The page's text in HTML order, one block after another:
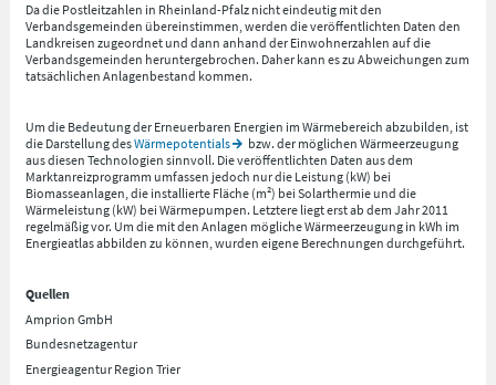
Da die Postleitzahlen in Rheinland-Pfalz nicht eindeutig mit den
Verbandsgemeinden übereinstimmen, werden die veröffentlichten Daten den
Landkreisen zugeordnet und dann anhand der Einwohnerzahlen auf die
Verbandsgemeinden heruntergebrochen. Daher kann es zu Abweichungen zum
tatsächlichen Anlagenbestand kommen.
Um die Bedeutung der Erneuerbaren Energien im Wärmebereich abzubilden, ist
die Darstellung desWärmepotentials
bzw. der möglichen Wärmeerzeugung
aus diesen Technologien sinnvoll. Die veröffentlichten Daten aus dem
Marktanreizprogramm umfassen jedoch nur die Leistung (kW) bei
Biomasseanlagen, die installierte Fläche (m²) bei Solarthermie und die
Wärmeleistung (kW) bei Wärmepumpen. Letztere liegt erst ab dem Jahr 2011
regelmäßig vor. Um die mit den Anlagen mögliche Wärmeerzeugung in kWh im
Energieatlas abbilden zu können, wurden eigene Berechnungen durchgeführt.
Quellen
Amprion GmbH
Bundesnetzagentur
Energieagentur Region Trier